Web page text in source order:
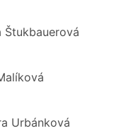
Štukbauerová
Urbánková